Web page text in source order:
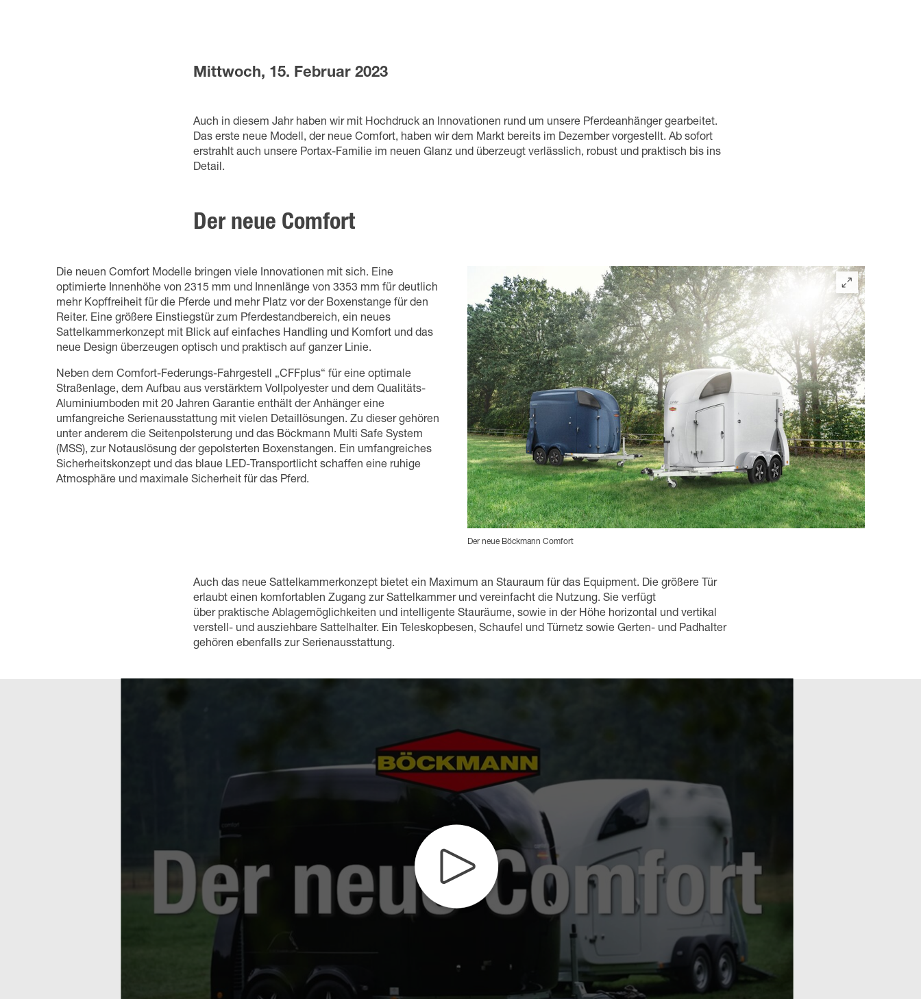
Mittwoch, 15. Februar 2023
Auch in diesem Jahr haben wir mit Hochdruck an Innovationen rund um unsere Pferdeanhänger gearbeitet.
Das erste neue Modell, der neue Comfort, haben wir dem Markt bereits im Dezember vorgestellt. Ab sofort
erstrahlt auch unsere Portax-Familie im neuen Glanz und überzeugt verlässlich, robust und praktisch bis ins
Detail.
Der neue Comfort
Die neuen Comfort Modelle bringen viele Innovationen mit sich. Eine
optimierte Innenhöhe von 2315 mm und Innenlänge von 3353 mm für deutlich
mehr Kopffreiheit für die Pferde und mehr Platz vor der Boxenstange für den
Reiter. Eine größere Einstiegstür zum Pferdestandbereich, ein neues
Sattelkammerkonzept mit Blick auf einfaches Handling und Komfort und das
neue Design überzeugen optisch und praktisch auf ganzer Linie.
Neben dem Comfort-Federungs-Fahrgestell „CFFplus“ für eine optimale
Straßenlage, dem Aufbau aus verstärktem Vollpolyester und dem Qualitäts-
Aluminiumboden mit 20 Jahren Garantie enthält der Anhänger eine
umfangreiche Serienausstattung mit vielen Detaillösungen. Zu dieser gehören
unter anderem die Seitenpolsterung und das Böckmann Multi Safe System
(MSS), zur Notauslösung der gepolsterten Boxenstangen. Ein umfangreiches
Sicherheitskonzept und das blaue LED-Transportlicht schaffen eine ruhige
Atmosphäre und maximale Sicherheit für das Pferd.
Der neue Böckmann Comfort
Auch das neue Sattelkammerkonzept bietet ein Maximum an Stauraum für das Equipment. Die größere Tür
erlaubt einen komfortablen Zugang zur Sattelkammer und vereinfacht die Nutzung. Sie verfügt
über praktische Ablagemöglichkeiten und intelligente Stauräume, sowie in der Höhe horizontal und vertikal
verstell- und ausziehbare Sattelhalter. Ein Teleskopbesen, Schaufel und Türnetz sowie Gerten- und Padhalter
gehören ebenfalls zur Serienausstattung.